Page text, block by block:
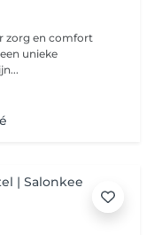
zorg en comfort
unieke